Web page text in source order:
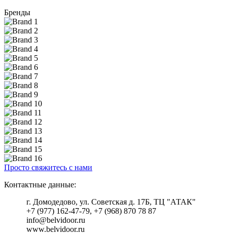
Бренды
Просто свяжитесь с нами
Контактные данные:
г. Домодедово, ул. Советская д. 17Б, ТЦ "АТАК"
+7 (977) 162-47-79, +7 (968) 870 78 87
info@belvidoor.ru
www.belvidoor.ru